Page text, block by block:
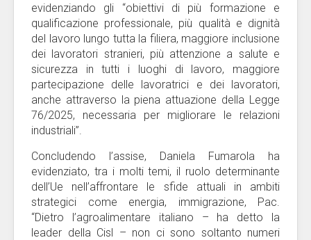
evidenziando gli “obiettivi di più formazione e
qualificazione professionale, più qualità e dignità
del lavoro lungo tutta la filiera, maggiore inclusione
dei lavoratori stranieri, più attenzione a salute e
sicurezza in tutti i luoghi di lavoro, maggiore
partecipazione delle lavoratrici e dei lavoratori,
anche attraverso la piena attuazione della Legge
76/2025, necessaria per migliorare le relazioni
industriali”.
Concludendo l’assise, Daniela Fumarola ha
evidenziato, tra i molti temi, il ruolo determinante
dell’Ue nell’affrontare le sfide attuali in ambiti
strategici come energia, immigrazione, Pac.
“Dietro l’agroalimentare italiano – ha detto la
leader della Cisl – non ci sono soltanto numeri